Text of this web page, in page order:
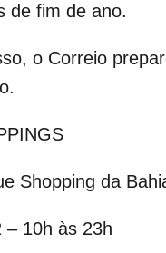
de fim de ano.
o Correio
Shopping da
– 10h às 23h